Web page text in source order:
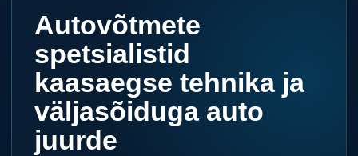
Autovõtmete
spetsialistid
kaasaegse tehnika ja
väljasõiduga auto
juurde